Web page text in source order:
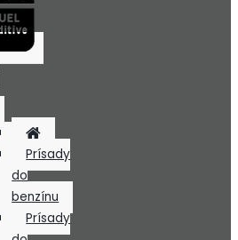
Prísady
do
benzínu
Prísady